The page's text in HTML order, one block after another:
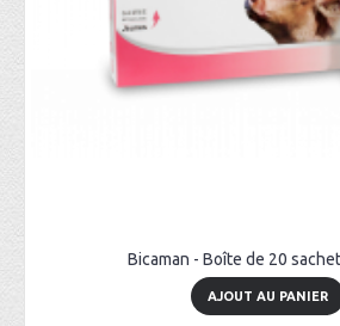
Bicaman - Boîte de 20
AJOUT AU PANIER